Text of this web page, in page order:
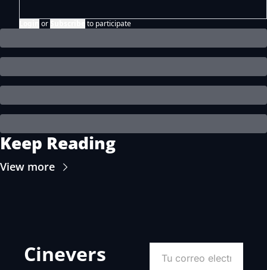
or to participate
Keep Reading
View more
Cinevers